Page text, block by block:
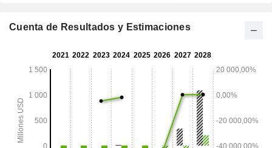
plataforma de oligonucleótidos antisentido, que constituye
precisión dirigida, basado en una metodología
la empresa se encuentran la ulixacaltamida, la vormatrigina,
la relutrigina, el PRAX-080, el elsunersen y otros.
Cuenta de Resultados y Estimaciones